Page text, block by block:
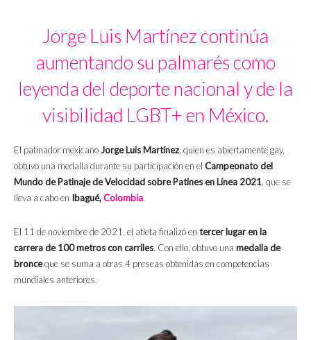
Jorge Luis Martínez continúa
aumentando su palmarés como
leyenda del deporte nacional y de la
visibilidad LGBT+ en México.
El patinador mexicanoJorge Luis Martínez, quien es abiertamente gay,
obtuvo una medalla durante su participación en el Campeonato del
Mundo de Patinaje de Velocidad sobre Patines en Línea 2021, que se
lleva a cabo en Ibagué,Colombia.
El 11 de noviembre de 2021, el atleta finalizó en tercer lugar en la
carrera de 100 metros con carriles. Con ello, obtuvo una medalla de
bronceque se suma a otras 4 preseas obtenidas en competencias
mundiales anteriores.